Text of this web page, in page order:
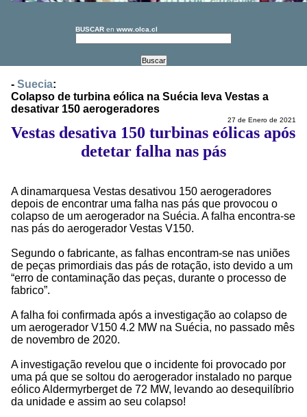
BUSCAR en www.olca.cl
- Suecia:
Colapso de turbina eólica na Suécia leva Vestas a
desativar 150 aerogeradores
27 de Enero de 2021
Vestas desativa 150 turbinas eólicas após
detetar falha nas pás
A dinamarquesa Vestas desativou 150 aerogeradores
depois de encontrar uma falha nas pás que provocou o
colapso de um aerogerador na Suécia. A falha encontra-se
nas pás do aerogerador Vestas V150.
Segundo o fabricante, as falhas encontram-se nas uniões
de peças primordiais das pás de rotação, isto devido a um
“erro de contaminação das peças, durante o processo de
fabrico”.
A falha foi confirmada após a investigação ao colapso de
um aerogerador V150 4.2 MW na Suécia, no passado mês
de novembro de 2020.
A investigação revelou que o incidente foi provocado por
uma pá que se soltou do aerogerador instalado no parque
eólico Aldermyrberget de 72 MW, levando ao desequilíbrio
da unidade e assim ao seu colapso!